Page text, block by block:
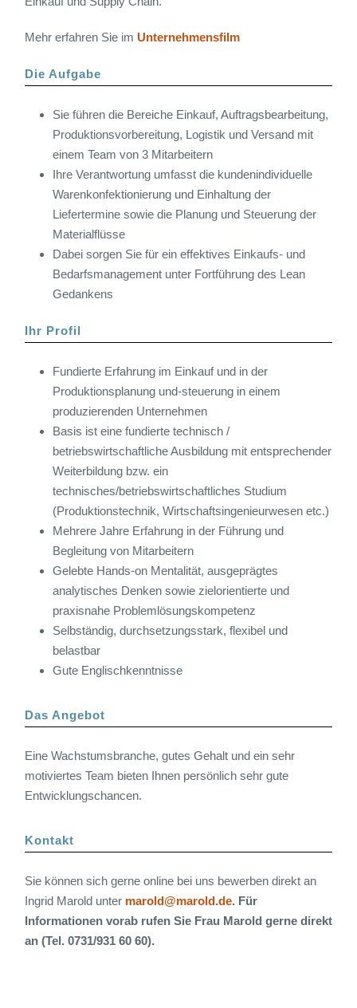
Mehr erfahren Sie im Unternehmensfilm
Die Aufgabe
Sie führen die Bereiche Einkauf, Auftragsbearbeitung,
Produktionsvorbereitung, Logistik und Versand mit
einem Team von 3 Mitarbeitern
Ihre Verantwortung umfasst die kundenindividuelle
Warenkonfektionierung und Einhaltung der
Liefertermine sowie die Planung und Steuerung der
Materialflüsse
Dabei sorgen Sie für ein effektives Einkaufs- und
Bedarfsmanagement unter Fortführung des Lean
Gedankens
Ihr Profil
Fundierte Erfahrung im Einkauf und in der
Produktionsplanung und-steuerung in einem
produzierenden Unternehmen
Basis ist eine fundierte technisch /
betriebswirtschaftliche Ausbildung mit entsprechender
Weiterbildung bzw. ein
technisches/betriebswirtschaftliches Studium
(Produktionstechnik, Wirtschaftsingenieurwesen etc.)
Mehrere Jahre Erfahrung in der Führung und
Begleitung von Mitarbeitern
Gelebte Hands-on Mentalität, ausgeprägtes
analytisches Denken sowie zielorientierte und
praxisnahe Problemlösungskompetenz
Selbständig, durchsetzungsstark, flexibel und
belastbar
Gute Englischkenntnisse
Das Angebot
Eine Wachstumsbranche, gutes Gehalt und ein sehr
motiviertes Team bieten Ihnen persönlich sehr gute
Entwicklungschancen.
Kontakt
Sie können sich gerne online bei uns bewerben direkt an
Ingrid Marold unter marold@marold.de. Für
Informationen vorab rufen Sie Frau Marold gerne direkt
an (Tel. 0731/931 60 60).